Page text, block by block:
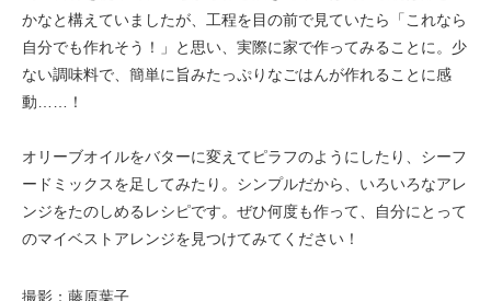
かなと構えていましたが、工程を目の前で見ていたら「これなら
自分でも作れそう！」と思い、実際に家で作ってみることに。少
ない調味料で、簡単に旨みたっぷりなごはんが作れることに感
動……！
オリーブオイルをバターに変えてピラフのようにしたり、シーフ
ードミックスを足してみたり。シンプルだから、いろいろなアレ
ンジをたのしめるレシピです。ぜひ何度も作って、自分にとって
のマイベストアレンジを見つけてみてください！
撮影：藤原葉子